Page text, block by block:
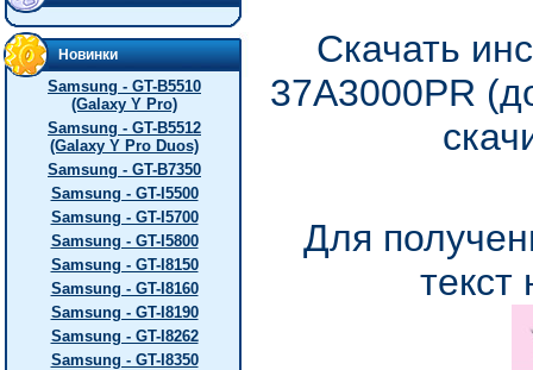
Новинки
Samsung - GT-B5510
(Galaxy Y Pro)
Samsung - GT-B5512
(Galaxy Y Pro Duos)
Samsung - GT-B7350
Samsung - GT-I5500
Samsung - GT-I5700
Samsung - GT-I5800
Samsung - GT-I8150
Samsung - GT-I8160
Samsung - GT-I8190
Samsung - GT-I8262
Samsung - GT-I8350
Скачать
37A3000PR
Для
текст